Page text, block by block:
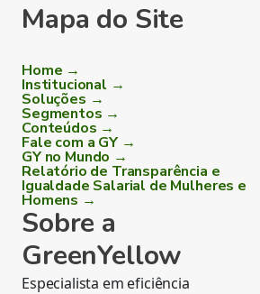
Mapa do Site
Home →
Institucional →
Soluções →
Segmentos →
Conteúdos →
Fale com a GY →
GY no Mundo →
Relatório de Transparência e
Igualdade Salarial de Mulheres e
Homens →
Sobre a
GreenYellow
Especialista em eficiência